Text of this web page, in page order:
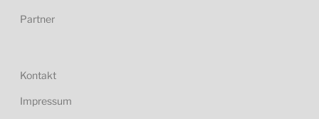
Partner
Kontakt
Impressum